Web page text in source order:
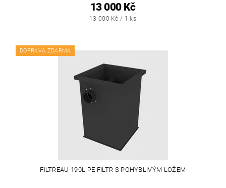
13 000 Kč
13 000 Kč / 1 ks
DOPRAVA ZDARMA
FILTREAU 190L PE FILTR S POHYBLIVÝM LOŽEM